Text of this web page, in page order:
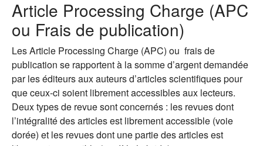
Article Processing Charge (APC
ou Frais de publication)
Les Article Processing Charge (APC) ou frais de
publication se rapportent à la somme d’argent demandée
par les éditeurs aux auteurs d’articles scientifiques pour
que ceux-ci soient librement accessibles aux lecteurs.
Deux types de revue sont concernés : les revues dont
l’intégralité des articles est librement accessible (voie
dorée) et les revues dont une partie des articles est